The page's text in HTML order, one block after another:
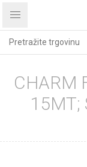
CHARM
15MT;